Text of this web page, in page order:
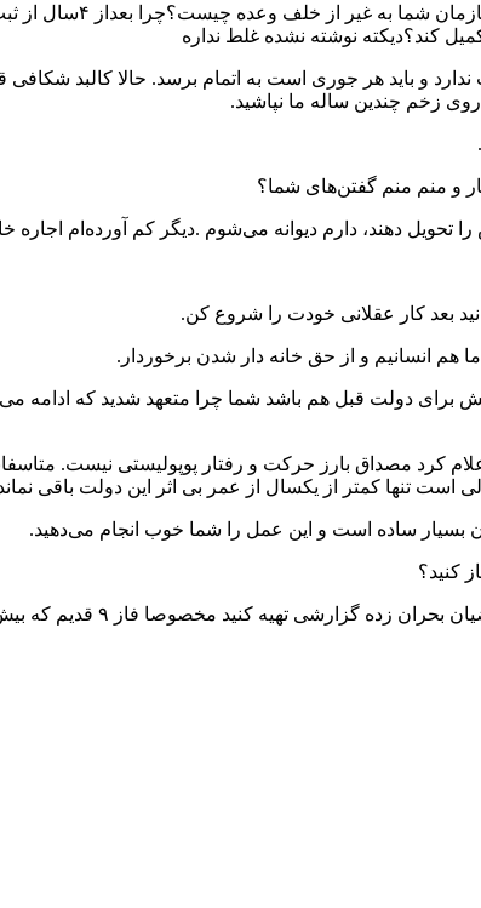
آقای وزیر طرح شما برای خانه دار
کند؟دیکته نوشته نشده غلط نداره
و باید هر جوری است به اتمام برسد. حالا کالبد
زخم چندین ساله ما نپاشید.
و منم منم گفتن‌های شما؟
دارم دیوانه می‌شوم .دیگر کم آورده‌ام اجاره خانه‌ام شده
بعد کار عقلانی خودت را شروع کن.
انسانیم و از حق خانه دار شدن برخوردار.
دولت قبل هم باشد شما چرا متعهد شدید که ادامه
کرد مصداق بارز حرکت و رفتار پوپولیستی نیست.
تنها کمتر از یکسال از عمر بی اثر این دولت باقی
بسیار ساده است و این عمل را شما خوب انجام می‌دهید.
کنید؟
با سلام مسکن تنها و بهترین طرحی بود که